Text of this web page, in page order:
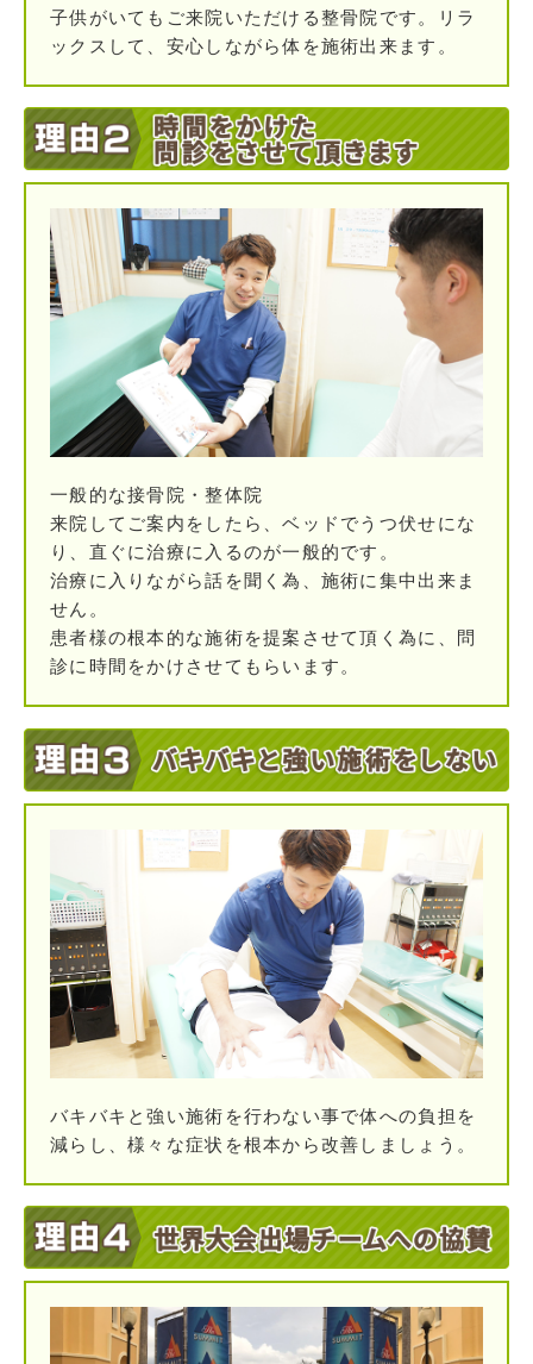
子供がいてもご来院いただける整骨院です。リラ
ックスして、安心しながら体を施術出来ます。
一般的な接骨院・整体院
来院してご案内をしたら、ベッドでうつ伏せにな
り、直ぐに治療に入るのが一般的です。
治療に入りながら話を聞く為、施術に集中出来ま
せん。
患者様の根本的な施術を提案させて頂く為に、問
診に時間をかけさせてもらいます。
バキバキと強い施術を行わない事で体への負担を
減らし、様々な症状を根本から改善しましょう。